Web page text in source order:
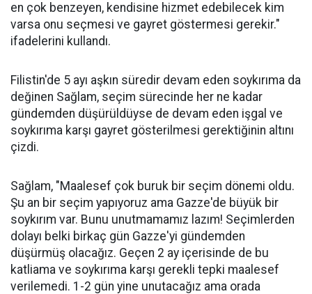
en çok benzeyen, kendisine hizmet edebilecek kim
varsa onu seçmesi ve gayret göstermesi gerekir."
ifadelerini kullandı.
Filistin'de 5 ayı aşkın süredir devam eden soykırıma da
değinen Sağlam, seçim sürecinde her ne kadar
gündemden düşürüldüyse de devam eden işgal ve
soykırıma karşı gayret gösterilmesi gerektiğinin altını
çizdi.
Sağlam, "Maalesef çok buruk bir seçim dönemi oldu.
Şu an bir seçim yapıyoruz ama Gazze'de büyük bir
soykırım var. Bunu unutmamamız lazım! Seçimlerden
dolayı belki birkaç gün Gazze'yi gündemden
düşürmüş olacağız. Geçen 2 ay içerisinde de bu
katliama ve soykırıma karşı gerekli tepki maalesef
verilemedi. 1-2 gün yine unutacağız ama orada